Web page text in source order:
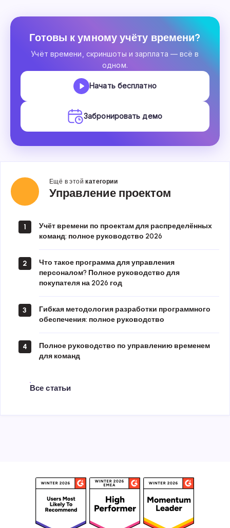
Готовы к умному учёту времени?
Учёт времени, скриншоты и зарплата — всё в
одном.
Начать бесплатно
Забронировать демо
Ещё в этойкатегории
Управление проектом
Управление
проектом
1
Учёт времени по проектам для распределённых
команд: полное руководство 2026
2
Что такое программа для управления
персоналом? Полное руководство для
покупателя на 2026 год
3
Гибкая методология разработки программного
обеспечения: полное руководство
4
Полное руководство по управлению временем
для команд
Все статьи